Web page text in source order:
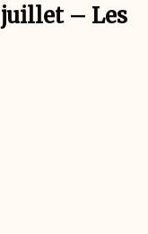
juillet – Les